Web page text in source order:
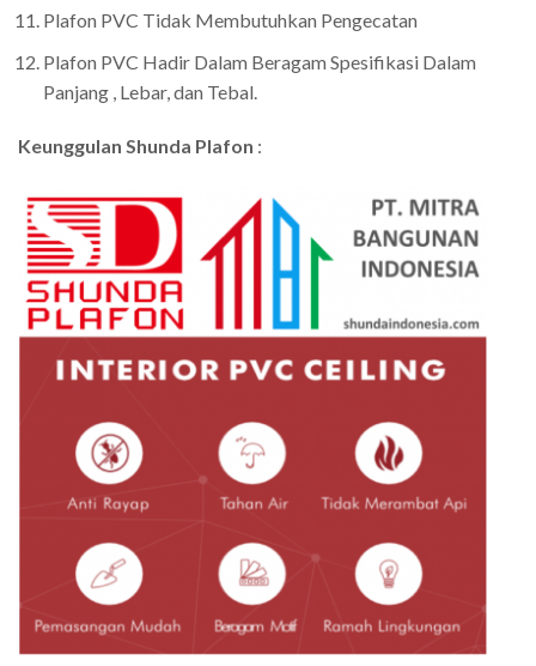
Plafon PVC Tidak Membutuhkan Pengecatan
Plafon PVC Hadir Dalam Beragam Spesifikasi Dalam
Panjang , Lebar, dan Tebal.
Keunggulan Shunda Plafon :